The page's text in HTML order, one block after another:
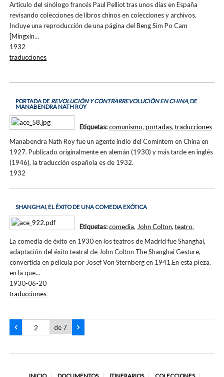
Artículo del sinólogo francés Paul Pelliot tras unos días en España
revisando colecciones de libros chinos en colecciones y archivos.
Incluye una reproducción de una página del Beng Sim Po Cam
[Mingxin…
1932
traducciones
PORTADA DE REVOLUCIÓN Y CONTRARREVOLUCIÓN EN CHINA, DE
MANABENDRA NATH ROY
Manabendra Nath Roy fue un agente indio del Comintern en China en
1927. Publicado originalmente en alemán (1930) y más tarde en inglés
(1946), la traducción española es de 1932.
1932
Etiquetas:comunismo, portadas,traducciones
SHANGHAI, EL ÉXITO DE UNA COMEDIA EXÓTICA
La comedia de éxito en 1930 en los teatros de Madrid fue Shanghai,
adaptación del éxito teatral de John Colton The Shanghai Gesture,
convertida en película por Josef Von Sternberg en 1941.En esta pieza,
en la que…
1930-06-20
Etiquetas:comedia, John Colton,teatro,
traducciones
de 7
INICIO DOCUMENTOS ITINERARIOS COLECCIONES